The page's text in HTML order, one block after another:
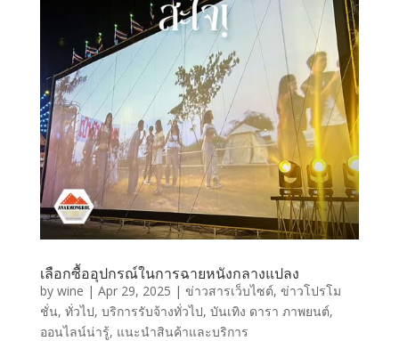
เลือกซื้ออุปกรณ์ในการฉายหนังกลางแปลง
by wine | Apr 29, 2025 | ข่าวสารเว็บไซต์, ข่าวโปรโม
ชั่น, ทั่วไป, บริการรับจ้างทั่วไป, บันเทิง ดารา ภาพยนต์,
ออนไลน์น่ารู้, แนะนำสินค้าและบริการ